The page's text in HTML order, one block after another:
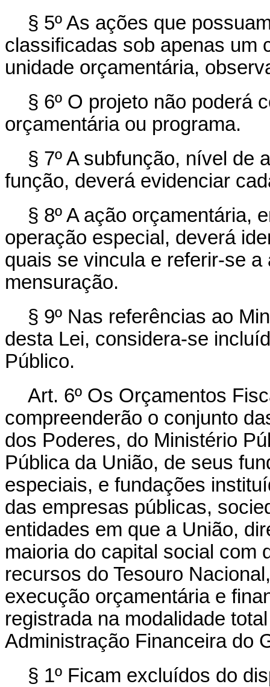
§ 5º As ações que
classificadas sob apenas um
unidade orçamentária,
§ 6º O projeto não poderá
orçamentária ou programa.
§ 7º A subfunção, nível de
função, deverá evidenciar
§ 8º A ação orçamentária,
operação especial, deverá
quais se vincula e referir-se
mensuração.
§ 9º Nas referências ao
desta Lei, considera-se
Público.
Art. 6º Os Orçamentos
compreenderão o conjunto
dos Poderes, do Ministério
Pública da União, de seus
especiais, e fundações
das empresas públicas,
entidades em que a União,
maioria do capital social com
recursos do Tesouro
execução orçamentária e
registrada na modalidade
Administração Financeira do
§ 1º Ficam excluídos do